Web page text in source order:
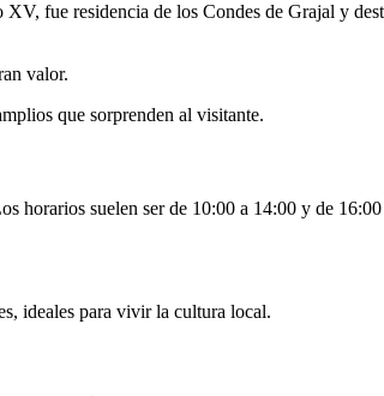
fue residencia de los Condes de Grajal y
valor.
que sorprenden al visitante.
horarios suelen ser de 10:00 a 14:00 y de
ideales para vivir la cultura local.